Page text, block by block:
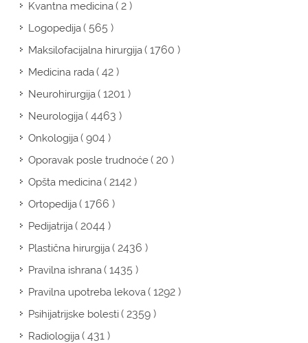
Kvantna medicina( 2 )
Logopedija( 565 )
Maksilofacijalna hirurgija( 1760 )
Medicina rada( 42 )
Neurohirurgija( 1201 )
Neurologija( 4463 )
Onkologija( 904 )
Oporavak posle trudnoće( 20 )
Opšta medicina( 2142 )
Ortopedija( 1766 )
Pedijatrija( 2044 )
Plastična hirurgija( 2436 )
Pravilna ishrana( 1435 )
Pravilna upotreba lekova( 1292 )
Psihijatrijske bolesti( 2359 )
Radiologija( 431 )